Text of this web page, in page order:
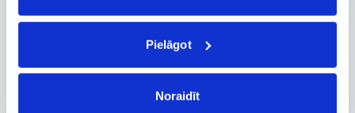
Pielāgot
Noraidīt
Pigių skrydžių paieška ir lėktuvo bilietų
užsakymas
Gausybė skrydžių pasiūlymų